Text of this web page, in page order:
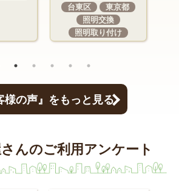
東京都
町田市
様の声』をもっと見る
んのご利用アンケート